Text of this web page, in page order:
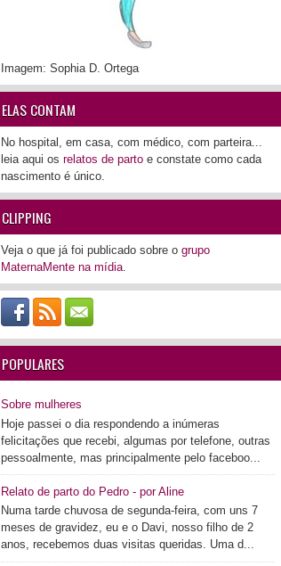
Imagem: Sophia D. Ortega
ELAS CONTAM
No hospital, em casa, com médico, com parteira...
leia aqui os relatos de parto e constate como cada
nascimento é único.
CLIPPING
Veja o que já foi publicado sobre o grupo
MaternaMente na mídia.
POPULARES
Sobre mulheres
Hoje passei o dia respondendo a inúmeras
felicitações que recebi, algumas por telefone, outras
pessoalmente, mas principalmente pelo faceboo...
Relato de parto do Pedro - por Aline
Numa tarde chuvosa de segunda-feira, com uns 7
meses de gravidez, eu e o Davi, nosso filho de 2
anos, recebemos duas visitas queridas. Uma d...